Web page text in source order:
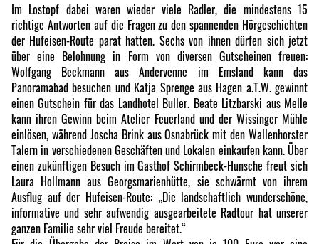
Im Lostopf dabei waren wieder viele Radler, die mindestens 15
richtige Antworten auf die Fragen zu den spannenden Hörgeschichten
der Hufeisen-Route parat hatten. Sechs von ihnen dürfen sich jetzt
über eine Belohnung in Form von diversen Gutscheinen freuen:
Wolfgang Beckmann aus Andervenne im Emsland kann das
Panoramabad besuchen und Katja Sprenge aus Hagen a.T.W. gewinnt
einen Gutschein für das Landhotel Buller. Beate Litzbarski aus Melle
kann ihren Gewinn beim Atelier Feuerland und der Wissinger Mühle
einlösen, während Joscha Brink aus Osnabrück mit den Wallenhorster
Talern in verschiedenen Geschäften und Lokalen einkaufen kann. Über
einen zukünftigen Besuch im Gasthof Schirmbeck-Hunsche freut sich
Laura Hollmann aus Georgsmarienhütte, sie schwärmt von ihrem
Ausflug auf der Hufeisen-Route: „Die landschaftlich wunderschöne,
informative und sehr aufwendig ausgearbeitete Radtour hat unserer
ganzen Familie sehr viel Freude bereitet.“